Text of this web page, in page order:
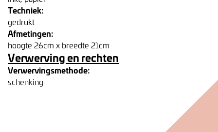
Techniek:
gedrukt
Afmetingen:
hoogte 26cm x breedte 21cm
Verwerving en rechten
Verwervingsmethode:
schenking